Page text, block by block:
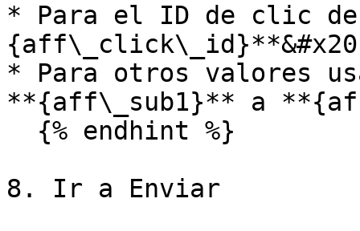
* Para el ID de clic
* Para otros valores
**{aff\_sub1}** a
8. Ir a Enviar